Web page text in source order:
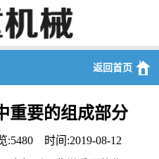
返回首页
重要的组成部分
时间:2019-08-12